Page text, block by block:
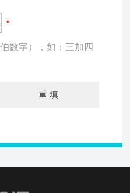
数字），如：三加四